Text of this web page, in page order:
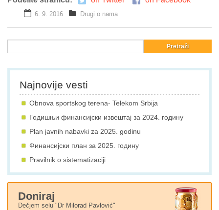
6. 9. 2016 Drugi o nama
Najnovije vesti
Obnova sportskog terena- Telekom Srbija
Годишњи финансијски извештај за 2024. годину
Plan javnih nabavki za 2025. godinu
Финансијски план за 2025. годину
Pravilnik o sistematizaciji
Doniraj
Dečjem selu "Dr Milorad Pavlović"